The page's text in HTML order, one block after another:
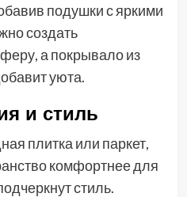
подушки с яркими
создать
а покрывало из
уюта.
и стиль
плитка или паркет,
комфортнее для
стиль.